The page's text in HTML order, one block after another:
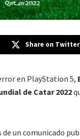
Share on Twitter
en PlayStation 5,
de Catar 2022
un comunicado